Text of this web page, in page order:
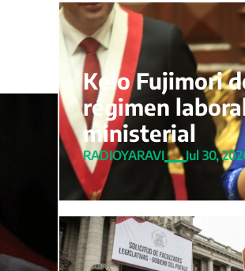
Keio Fujimori
régimen
ministerial
RADIOYARAVI Jul 30,